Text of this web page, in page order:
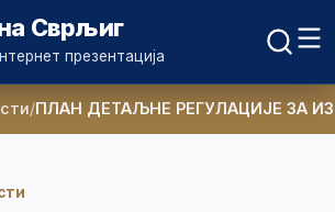
Сврљиг
презентација
ПЛАН ДЕТАЉНЕ РЕГУЛАЦИЈЕ ЗА